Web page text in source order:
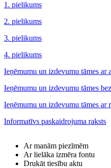
1. pielikums
2. pielikums
3. pielikums
4. pielikums
Ieņēmumu un izdevumu tāmes ar
Ieņēmumu un izdevumu tāmes
Ieņēmumu un izdevumu tāmes ar
Informatīvs paskaidrojuma raksts
Ar manām piezīmēm
Ar lielāka izmēra fontu
Drukāt tiesību aktu